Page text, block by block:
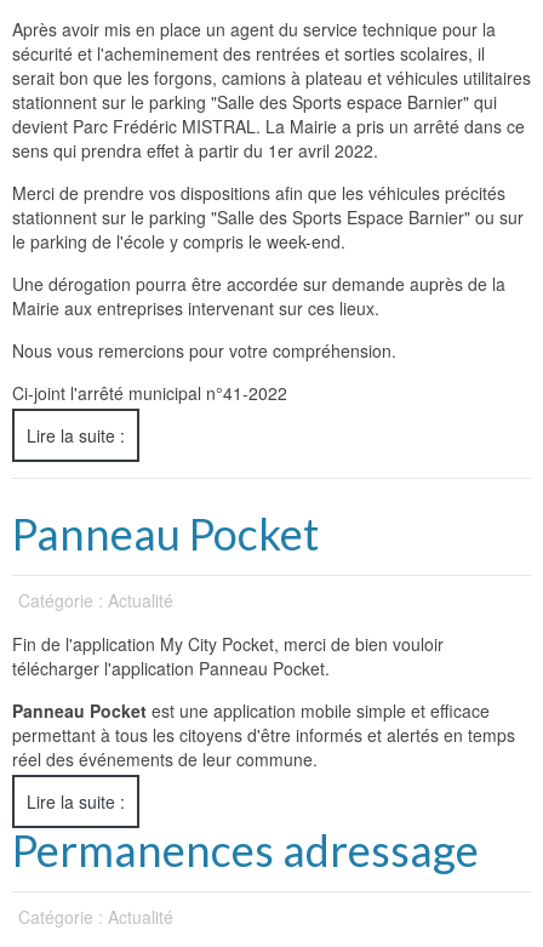
Après avoir mis en place un agent du service technique pour la
sécurité et l'acheminement des rentrées et sorties scolaires, il
serait bon que les forgons, camions à plateau et véhicules utilitaires
stationnent sur le parking "Salle des Sports espace Barnier" qui
devient Parc Frédéric MISTRAL. La Mairie a pris un arrêté dans ce
sens qui prendra effet à partir du 1er avril 2022.
Merci de prendre vos dispositions afin que les véhicules précités
stationnent sur le parking "Salle des Sports Espace Barnier" ou sur
le parking de l'école y compris le week-end.
Une dérogation pourra être accordée sur demande auprès de la
Mairie aux entreprises intervenant sur ces lieux.
Nous vous remercions pour votre compréhension.
Ci-joint l'arrêté municipal n°41-2022
Lire la suite :
Panneau Pocket
Catégorie : Actualité
Fin de l'application My City Pocket, merci de bien vouloir
télécharger l'application Panneau Pocket.
Panneau Pocket est une application mobile simple et efficace
permettant à tous les citoyens d'être informés et alertés en temps
réel des événements de leur commune.
Lire la suite :
Permanences adressage
Catégorie : Actualité